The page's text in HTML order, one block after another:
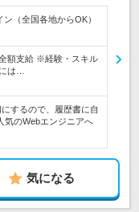
（全国各地からOK）
額支給 ※経験・スキル
は…
するので、履歴書に自
のWebエンジニアへ
気になる